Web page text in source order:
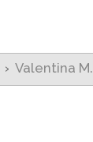
› Valentina M.